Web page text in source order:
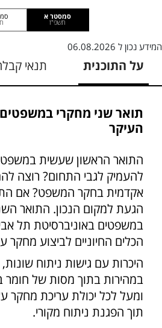
סמסטר א
תשפ"ז
המידע נכון ל 06.08.2026
על התוכנית תנאי
תואר שני מחקרי
העיקר
התואר הראשון שעשית
להעמיק לגבי התחום? רוצה
אקדמית בחקר המשפט? אם
הגעת למקום הנכון. התואר
במשפטים באוניברסיטת תל
הכלים החיוניים לביצוע מחקר
היכרות עם גישות ניתוח
במהירות בתוך מסות של חומר
ומעל לכל יכולת עריכת מחקר
תוך הפגנת ניתוח מקורי.